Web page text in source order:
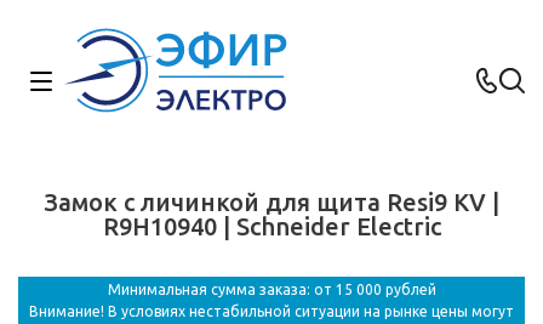
Замок с личинкой для щита Resi9 KV |
R9H10940 | Schneider Electric
Минимальная сумма заказа: от 15 000 рублей
Внимание! В условиях нестабильной ситуации на рынке цены могут